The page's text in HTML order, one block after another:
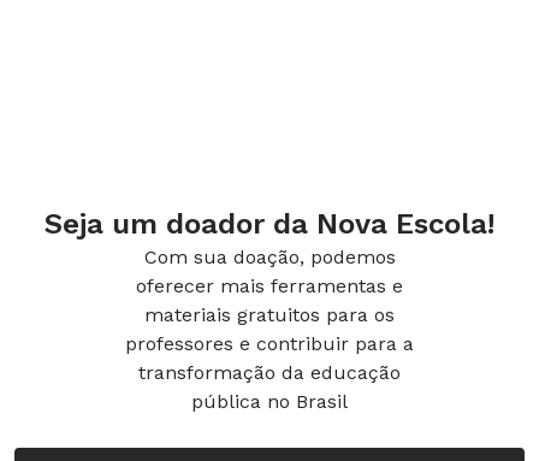
Seja um doador da Nova Escola!
Com sua doação, podemos
oferecer mais ferramentas e
materiais gratuitos para os
professores e contribuir para a
transformação da educação
pública no Brasil